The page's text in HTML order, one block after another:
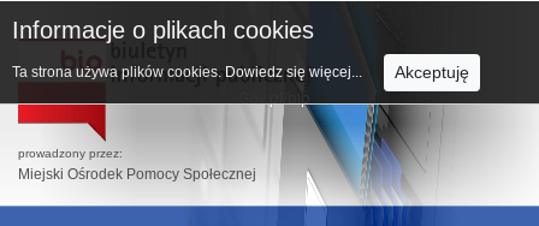
prowadzony przez:
Miejski Ośrodek Pomocy Społecznej
Informacje o plikach cookies
Ta strona używa plików cookies. Dowiedz się więcej... Akceptuję